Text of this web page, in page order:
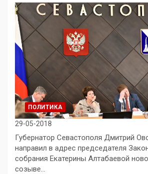
ПОЛИТИКА
29-05-2018
Губернатор Севастополя Дмитрий
направил в адрес председателя
собрания Екатерины Алтабаевой
созыве…